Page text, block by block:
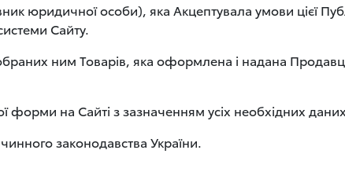
юридичної особи), яка Акцептувала умови цієї
Сайту.
ним Товарів, яка оформлена і надана
форми на Сайті з зазначенням усіх необхідних
законодавства України.